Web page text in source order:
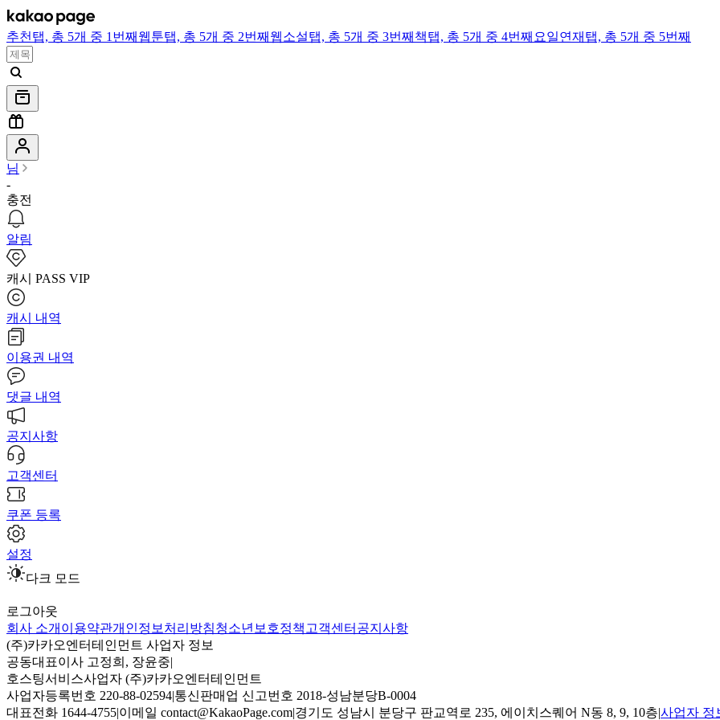
추천 탭, 총 5개 중 1번째 웹툰탭, 총 5개 중 2번째 웹소설탭, 총 5개 중 3번째 책탭, 총 5개 중 4번째 요일연재 탭, 총 5개 중 5번째
님
-
충전
알림
캐시 PASS VIP
캐시 내역
이용권 내역
댓글 내역
공지사항
고객센터
쿠폰 등록
설정
다크 모드
로그아웃
회사 소개 이용약관개인정보처리방침청소년보호정책 고객센터 공지사항
(주)카카오엔터테인먼트 사업자 정보
공동대표이사 고정희, 장윤중|
호스팅서비스사업자 (주)카카오엔터테인먼트
사업자등록번호 220-88-02594|통신판매업 신고번호 2018-성남분당B-0004
대표전화 1644-4755|이메일 contact@KakaoPage.com|경기도 성남시 분당구 판교역로 235, 에이치스퀘어 N동 8, 9, 10층|사업자 정